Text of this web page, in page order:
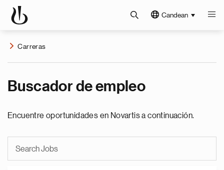
Candean
Carreras
Buscador de empleo
Encuentre oportunidades en Novartis a continuación.